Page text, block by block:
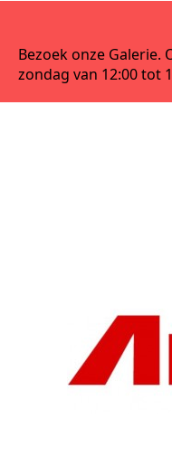
Bezoek onze Galerie.
zondag van 12:00 tot